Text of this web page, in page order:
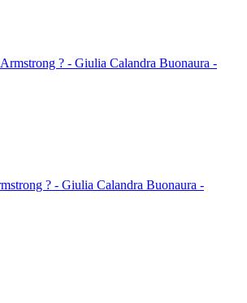
? - Giulia Calandra Buonaura -